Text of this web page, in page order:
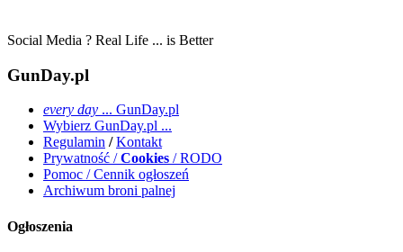
Social Media ? Real Life ... is Better
GunDay.pl
every day ... GunDay.pl
Wybierz GunDay.pl ...
Regulamin / Kontakt
Prywatność /Cookies / RODO
Pomoc / Cennik ogłoszeń
Archiwum broni palnej
Ogłoszenia